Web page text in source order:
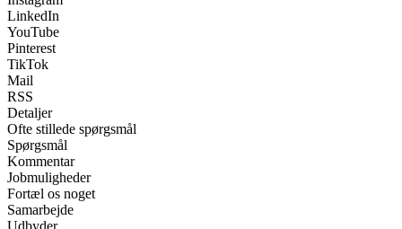
LinkedIn
YouTube
Pinterest
TikTok
Mail
RSS
Detaljer
Ofte stillede spørgsmål
Spørgsmål
Kommentar
Jobmuligheder
Fortæl os noget
Samarbejde
Udbyder